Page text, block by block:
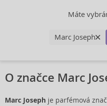
Máte
Marc Joseph
O značce Marc
Marc Joseph je parfémová